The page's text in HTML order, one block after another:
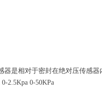
器是相对于密封在绝对压传感
2.5Kpa 0-50KPa